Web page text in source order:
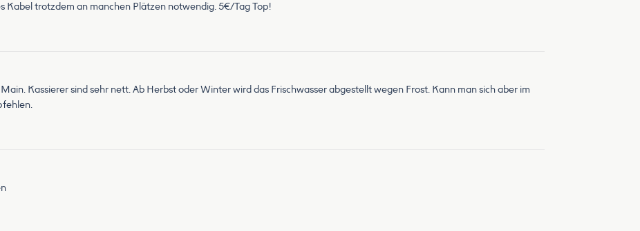
Kabel trotzdem an manchen Plätzen notwendig. 5€/Tag Top!
Kassierer sind sehr nett. Ab Herbst oder Winter wird das Frischwasser abgestellt wegen Frost. Kann man sich aber im